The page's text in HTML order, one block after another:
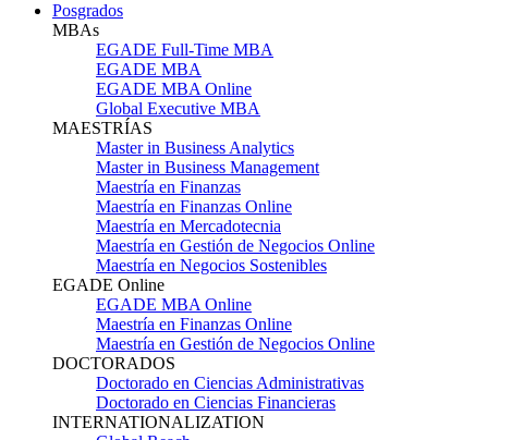
Posgrados
MBAs
EGADE Full-Time MBA
EGADE MBA
EGADE MBA Online
Global Executive MBA
MAESTRÍAS
Master in Business Analytics
Master in Business Management
Maestría en Finanzas
Maestría en Finanzas Online
Maestría en Mercadotecnia
Maestría en Gestión de Negocios Online
Maestría en Negocios Sostenibles
EGADE Online
EGADE MBA Online
Maestría en Finanzas Online
Maestría en Gestión de Negocios Online
DOCTORADOS
Doctorado en Ciencias Administrativas
Doctorado en Ciencias Financieras
INTERNATIONALIZATION